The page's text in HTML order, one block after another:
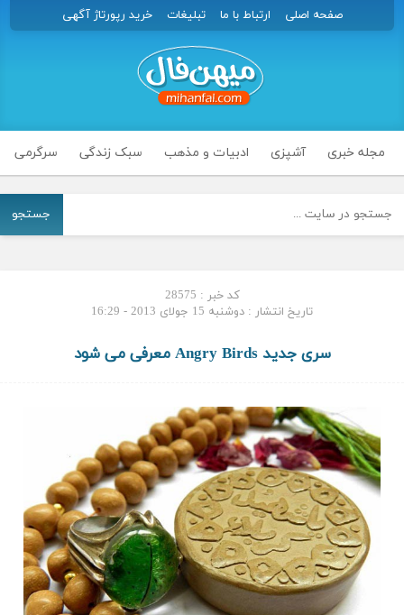
صفحه اصلی ارتباط با ما تبلیغات خرید رپورتاژ آگهی
مجله خبری آشپزی ادبیات و مذهب سبک زندگی سرگرمی
جستجو
کد خبر : 28575
تاریخ انتشار : دوشنبه 15 جولای 2013 - 16:29
سری جدید Angry Birds معرفی می شود